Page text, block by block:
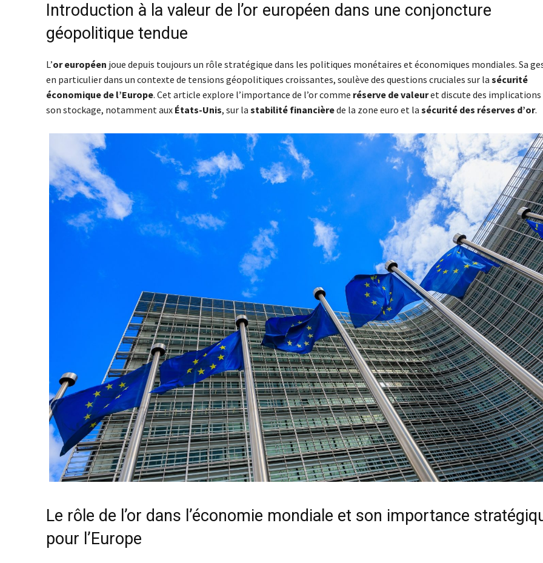
Introduction à la valeur de l’or européen dans une conjoncture
géopolitique tendue
L’or européen joue depuis toujours un rôle stratégique dans les politiques monétaires et économiques mondiales. Sa
en particulier dans un contexte de tensions géopolitiques croissantes, soulève des questions cruciales sur la sécurité
économique de l’Europe. Cet article explore l’importance de l’or comme réserve de valeuret discute des implications
son stockage, notamment aux États-Unis, sur la stabilité financièrede la zone euro et la sécurité des réserves d’or.
Le rôle de l’or dans l’économie mondiale et son importance
pour l’Europe